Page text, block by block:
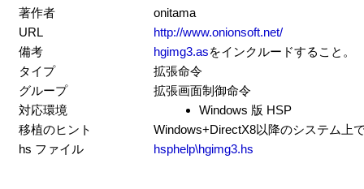
著作者
onitama
URL
http://www.onionsoft.net/
備考
hgimg3.asをインクルードすること。
タイプ
拡張命令
グループ
拡張画面制御命令
対応環境
Windows 版 HSP
移植のヒント
Windows+DirectX8以降のシステム上
hs ファイル
hsphelp\hgimg3.hs